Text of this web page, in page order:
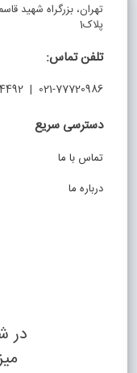
تهران، بزرگراه شهید
پلاک1
تلفن تماس:
021-77720986 | 021-22454492
دسترسی سریع
تماس با ما
درباره ما
در